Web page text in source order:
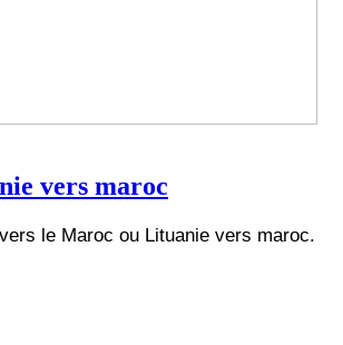
vers maroc
le Maroc ou Lituanie vers maroc.